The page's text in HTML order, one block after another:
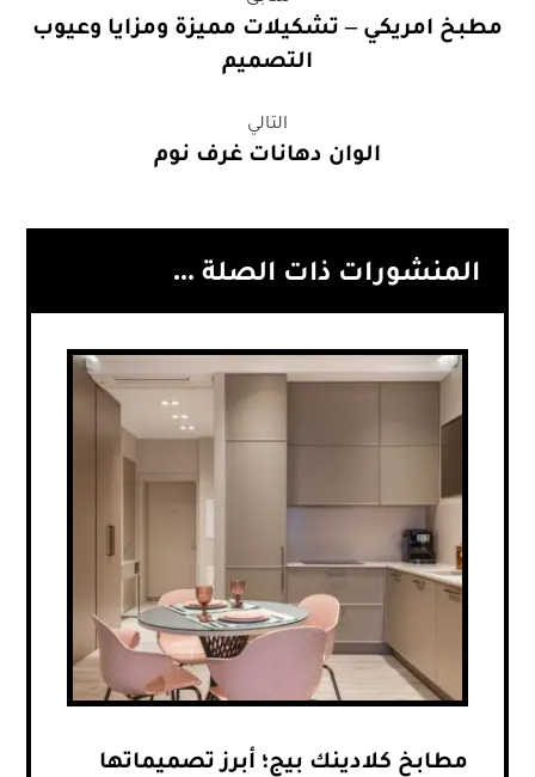
مطبخ امريكي – تشكيلات مميزة ومزايا وعيوب
التصميم
التالي
الوان دهانات غرف نوم
المنشورات ذات الصلة ...
مطابخ كلادينك بيج؛ أبرز تصميماتها